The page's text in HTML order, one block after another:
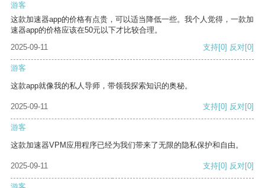
游客
这款加速器app的价格有点贵，可以适当降低一些。我个人觉得，一款加
速器app的价格应该在50元以下才比较合理。
2025-09-11
支持[0] 反对[0]
游客
这款app就像我的私人导师，带领我探索知识的奥秘。
2025-09-11 支持[0] 反对[0]
游客
这款加速器VPM应用程序已经为我们带来了无限的隐私保护和自由。
2025-09-11 支持[0] 反对[0]